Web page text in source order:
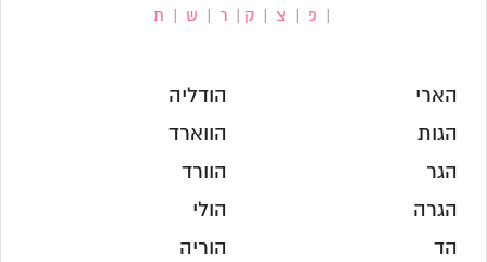
פ צ |ק |ר ש ת
הארי
הגות
הגר
הגרה
הד
הודליה
הווארד
הוורד
הולי
הוריה